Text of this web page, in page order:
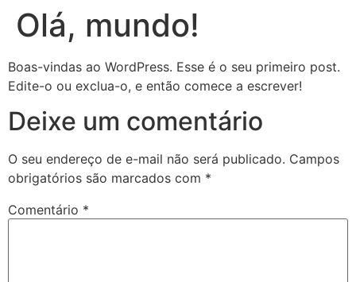
Olá, mundo!
Boas-vindas ao WordPress. Esse é o seu primeiro post.
Edite-o ou exclua-o, e então comece a escrever!
Deixe um comentário
O seu endereço de e-mail não será publicado. Campos
obrigatórios são marcados com *
Comentário *